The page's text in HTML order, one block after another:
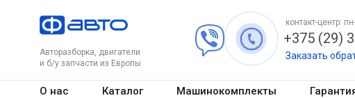
Авторазборка, двигатели
и б/у запчасти из Европы
контакт-центр:
+375 (29)
Заказать
О нас Каталог Машинокомплекты